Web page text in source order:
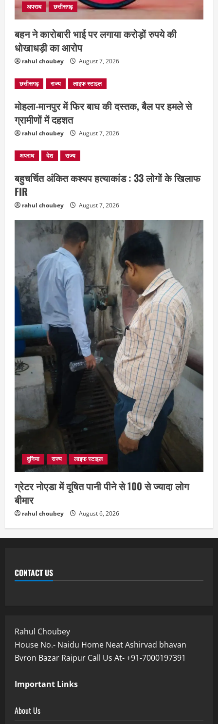
खिलाफ FIR
August 7, 2026
4
दुनिया
ग्रेटर नोएडा में दूषित पानी पीने से 100 से ज्यादा
August 6, 2026
अपराध छत्तीसगढ़
बहन ने कारोबारी भाई पर लगाया करोड़ों रुपये की
धोखाधड़ी का आरोप
rahul choubey August 7, 2026
छत्तीसगढ़ राज्य लाइफ स्टाइल
मोहला-मानपुर में फिर बाघ की दस्तक, बैल पर हमले से
ग्रामीणों में दहशत
rahul choubey August 7, 2026
अपराध देश राज्य
बहुचर्चित अंकित कश्यप हत्याकांड : 33 लोगों के खिलाफ
FIR
rahul choubey August 7, 2026
दुनिया राज्य लाइफ स्टाइल
ग्रेटर नोएडा में दूषित पानी पीने से 100 से ज्यादा लोग
बीमार
rahul choubey August 6, 2026
CONTACT US
Rahul Choubey
House No.- Naidu Home Neat Ashirvad bhavan
Bvron Bazar Raipur Call Us At- +91-7000197391
Important Links
About Us